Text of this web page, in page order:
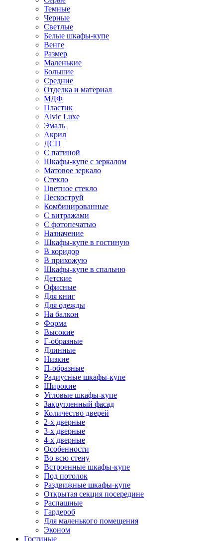
Темные
Черные
Светлые
Белые шкафы-купе
Венге
Размер
Маленькие
Большие
Средние
Отделка и материал
МДФ
Пластик
Alvic Luxe
Эмаль
Акрил
ДСП
С патиной
Шкафы-купе с зеркалом
Матовое зеркало
Стекло
Цветное стекло
Пескоструй
Комбинированные
С витражами
С фотопечатью
Назначение
Шкафы-купе в гостиную
В коридор
В прихожую
Шкафы-купе в спальню
Детские
Офисные
Для книг
Для одежды
На балкон
Форма
Высокие
Г-образные
Длинные
Низкие
П-образные
Радиусные шкафы-купе
Широкие
Угловые шкафы-купе
Закругленный фасад
Количество дверей
2-х дверные
3-х дверные
4-х дверные
Особенности
Во всю стену
Встроенные шкафы-купе
Под потолок
Раздвижные шкафы-купе
Открытая секция посередине
Распашные
Гардероб
Для маленького помещения
Эконом
Гостиные